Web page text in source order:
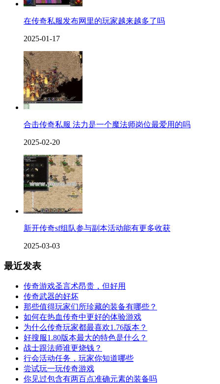
在传奇私服发布网里的玩家越来越多了吗
2025-01-17
合击传奇私服 法力是一个魔法师岗位最爱用的吗
2025-02-20
新开传奇sf组队参与副本活动能有更多收获
2025-03-03
最近发表
传奇游戏圣言术昂贵，但好用
传奇武器的好坏
那些值得玩家们所珍藏的装备有哪些？
如何在热血传奇中更好的体验游戏
为什么传奇玩家都最喜欢1.76版本？
好搜服1.80版本最大的特色是什么？
战士跟法师谁更烧钱？
行会活动任务，玩家你知道哪些
尝试玩一玩传奇游戏
你见过包含有两百点准确元素的装备吗